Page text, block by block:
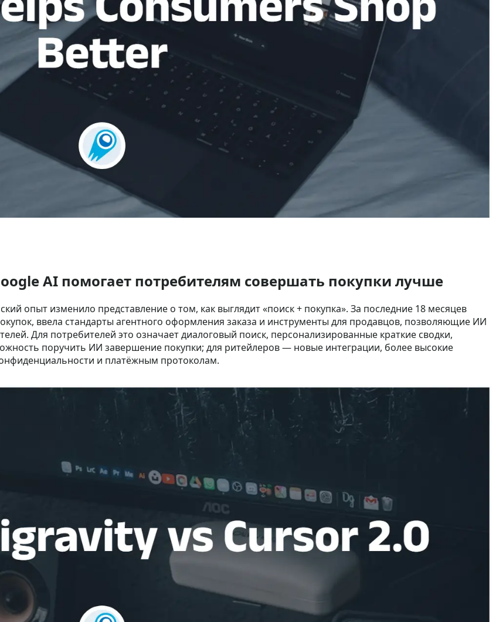
AI помогает потребителям совершать покупки лучше
опыт изменило представление о том, как выглядит «поиск + покупка». За последние 18 месяцев
ввела стандарты агентного оформления заказа и инструменты для продавцов, позволяющие ИИ
Для потребителей это означает диалоговый поиск, персонализированные краткие сводки,
поручить ИИ завершение покупки; для ритейлеров — новые интеграции, более высокие
и платёжным протоколам.